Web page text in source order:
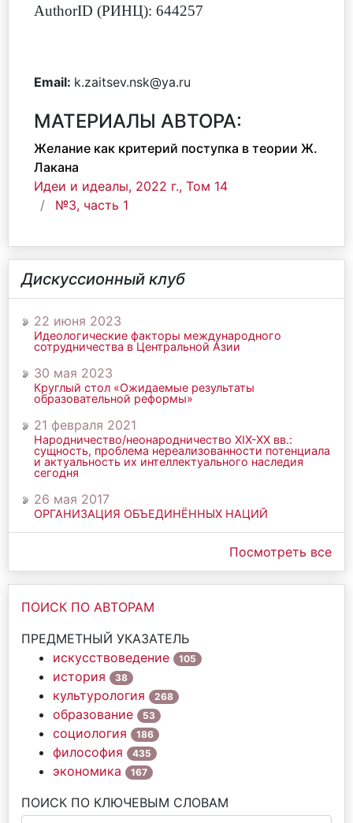
AuthorID (РИНЦ): 644257
Email: k.zaitsev.nsk@ya.ru
МАТЕРИАЛЫ АВТОРА:
Желание как критерий поступка в теории Ж.
Лакана
Идеи и идеалы, 2022 г., Том 14
№3, часть 1
Дискуссионный клуб
22 июня 2023
Идеологические факторы международного
сотрудничества в Центральной Азии
30 мая 2023
Круглый стол «Ожидаемые результаты
образовательной реформы»
21 февраля 2021
Народничество/неонародничество ХIХ-ХХ вв.:
сущность, проблема нереализованности потенциала
и актуальность их интеллектуального наследия
сегодня
26 мая 2017
ОРГАНИЗАЦИЯ ОБЪЕДИНЁННЫХ НАЦИЙ
Посмотреть все
ПОИСК ПО АВТОРАМ
ПРЕДМЕТНЫЙ УКАЗАТЕЛЬ
искусствоведение
105
история 38
культурология 268
образование 53
социология 186
философия 435
экономика 167
ПОИСК ПО КЛЮЧЕВЫМ СЛОВАМ